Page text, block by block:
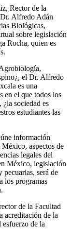
Rector de la
Alfredo Adán
Biológicas,
sobre legislación
Rocha, quien es
el Dr. Alfredo
es una
en el que todos los
sociedad es
estudiantes las
información
aspectos de
legales del
México, legislación
pecuarias, será de
los programas
de la Facultad
acreditación de la
de la